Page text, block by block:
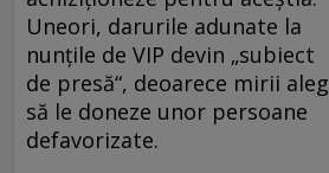
Uneori, darurile adunate la
nunţile de VIP devin „subiect
de presă“, deoarece mirii aleg
să le doneze unor persoane
defavorizate.